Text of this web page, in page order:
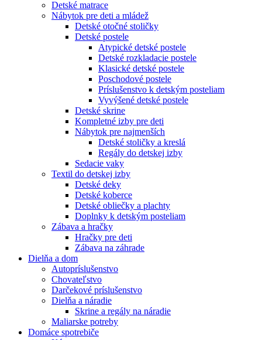
Detské matrace
Nábytok pre deti a mládež
Detské otočné stoličky
Detské postele
Atypické detské postele
Detské rozkladacie postele
Klasické detské postele
Poschodové postele
Príslušenstvo k detským posteliam
Vyvýšené detské postele
Detské skrine
Kompletné izby pre deti
Nábytok pre najmenších
Detské stoličky a kreslá
Regály do detskej izby
Sedacie vaky
Textil do detskej izby
Detské deky
Detské koberce
Detské obliečky a plachty
Doplnky k detským posteliam
Zábava a hračky
Hračky pre deti
Zábava na záhrade
Dielňa a dom
Autopríslušenstvo
Chovateľstvo
Darčekové príslušenstvo
Dielňa a náradie
Skrine a regály na náradie
Maliarske potreby
Domáce spotrebiče